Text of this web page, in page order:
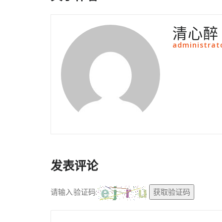
清心醉
发表评论
请输入验证码: 获取验证码